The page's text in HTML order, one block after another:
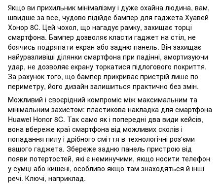
Якщо ви прихильник мінімалізму і дуже охайна людина, вам,
швидше за все, чудово підійде бампер для гаджета Хуавей
Хонор 8С. Цей чохол, що нагадує рамку, захищає торці
смартфона. Бампер дозволяє класти гаджет на стіл, не
боячись подряпати екран або задню панель. Він захищає
найуразливіші ділянки смартфона при падінні, амортизуючи
удар, не дозволяє екрану торкатися підлогового покриття.
За рахунок того, що бампер прикриває пристрій лише по
периметру, його дизайн залишиться практично без змін.
Можливий і своєрідний компроміс між максимальним та
мінімальним захистом: пластикова накладка для смартфона
Huawei Honor 8C. Так само як і попередні два види кейсів,
вона вбереже краї смартфона від можливих сколів і
попадання пилу і дрібного сміття в технологічні роз'єми
вашого гаджета. Збереже задню панель пристрою від
появи потертостей, які є неминучими, якщо носити телефон
у сумці або кишені, особливо якщо там знаходяться й інші
речі. Ключі, наприклад.